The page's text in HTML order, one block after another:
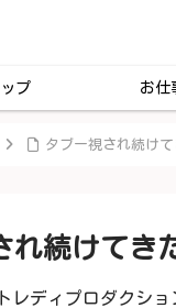
ップ お仕
タブー視され続け
れ続けてき
レディプロダク